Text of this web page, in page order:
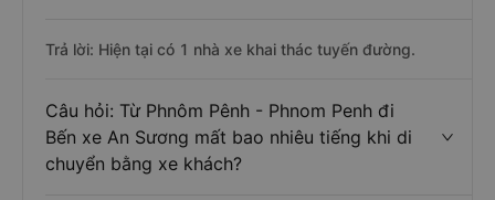
Trả lời: Hiện tại có 1 nhà xe khai thác tuyến đường.
Câu hỏi: Từ Phnôm Pênh - Phnom Penh đi
Bến xe An Sương mất bao nhiêu tiếng khi di
chuyển bằng xe khách?